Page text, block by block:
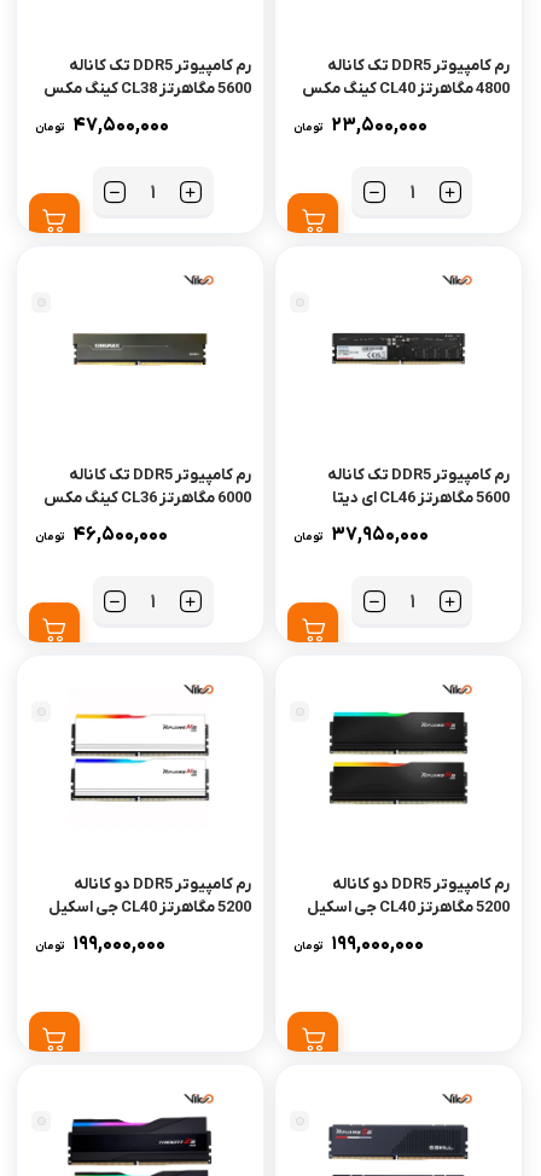
رم کامپیوتر DDR5 تک کاناله
4800 مگاهرتز CL40 کینگ مکس
23,500,000 تومان
تعداد
رم کامپیوتر DDR5 تک کاناله
5600 مگاهرتز CL38 کینگ مکس
47,500,000 تومان
تعداد
رم کامپیوتر DDR5 تک کاناله
5600 مگاهرتز CL46 ای دیتا
37,950,000 تومان
تعداد
رم کامپیوتر DDR5 تک کاناله
6000 مگاهرتز CL36 کینگ مکس
مدل HORIZON ظرفیت 16
46,500,000 تومان
تعداد
رم کامپیوتر DDR5 دو کاناله
5200 مگاهرتز CL40 جی اسکیل
199,000,000 تومان
رم کامپیوتر DDR5 دو کاناله
5200 مگاهرتز CL40 جی اسکیل
199,000,000 تومان